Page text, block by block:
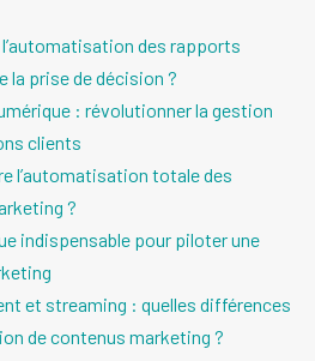
des rapports
la prise de décision ?
: révolutionner la gestion
clients
l’automatisation totale des
?
indispensable pour piloter une
et streaming : quelles différences
de contenus marketing ?